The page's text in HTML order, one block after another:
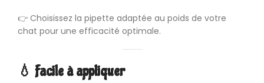
👉 Choisissez la pipette adaptée au poids de votre
chat pour une efficacité optimale.
💧 Facile à appliquer